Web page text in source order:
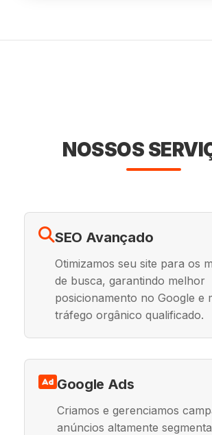
NOSSOS
SEO Avançado
Otimizamos seu site para os
de busca, garantindo melhor
posicionamento no Google e
tráfego orgânico qualificado.
Google Ads
Criamos e gerenciamos
anúncios altamente